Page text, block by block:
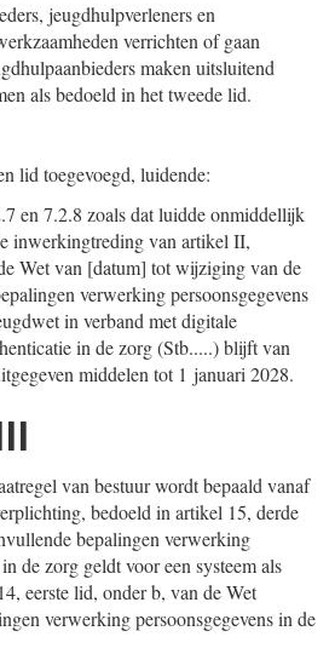
jeugdhulpverleners en
verrichten of gaan
maken uitsluitend
als bedoeld in het tweede lid.
lid toegevoegd, luidende:
en 7.2.8 zoals dat luidde onmiddellijk
inwerkingtreding van artikel II,
Wet van [datum] tot wijziging van de
verwerking persoonsgegevens
in verband met digitale
in de zorg (Stb.....) blijft van
middelen tot 1 januari 2028.
van bestuur wordt bepaald vanaf
bedoeld in artikel 15, derde
bepalingen verwerking
de zorg geldt voor een systeem als
eerste lid, onder b, van de Wet
verwerking persoonsgegevens in de